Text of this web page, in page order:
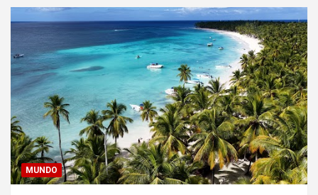
MUNDO